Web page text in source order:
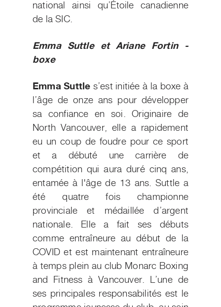
national ainsi qu’Étoile canadienne
de la SIC.
Emma Suttle et Ariane Fortin -
boxe
Emma Suttle s’est initiée à la boxe à
l’âge de onze ans pour développer
sa confiance en soi. Originaire de
North Vancouver, elle a rapidement
eu un coup de foudre pour ce sport
et a débuté une carrière de
compétition qui aura duré cinq ans,
entamée à l'âge de 13 ans. Suttle a
été quatre fois championne
provinciale et médaillée d’argent
nationale. Elle a fait ses débuts
comme entraîneure au début de la
COVID et est maintenant entraîneure
à temps plein au club Monarc Boxing
and Fitness à Vancouver. L’une de
ses principales responsabilités est le